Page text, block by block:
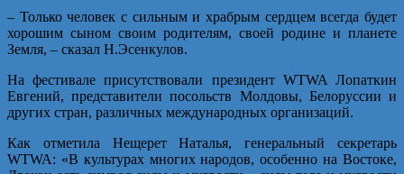
– Только человек с сильным и храбрым сердцем всегда будет
хорошим сыном своим родителям, своей родине и планете
Земля, – сказал Н.Эсенкулов.
На фестивале присутствовали президент WTWA Лопаткин
Евгений, представители посольств Молдовы, Белоруссии и
других стран, различных международных организаций.
Как отметила Нещерет Наталья, генеральный секретарь
WTWA: «В культурах многих народов, особенно на Востоке,